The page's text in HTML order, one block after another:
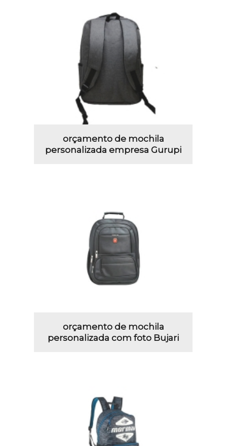
orçamento de mochila
personalizada empresa Gurupi
orçamento de mochila
personalizada com foto Bujari